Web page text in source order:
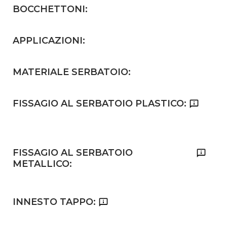
BOCCHETTONI:
APPLICAZIONI:
MATERIALE SERBATOIO:
FISSAGIO AL SERBATOIO PLASTICO:
FISSAGIO AL SERBATOIO
METALLICO:
INNESTO TAPPO: